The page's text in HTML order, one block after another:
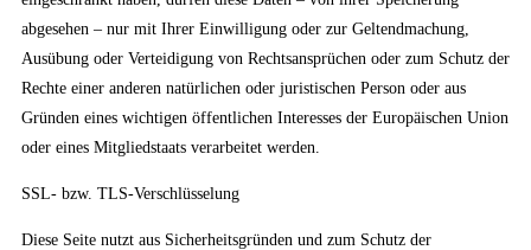
abgesehen – nur mit Ihrer Einwilligung oder zur Geltendmachung,
Ausübung oder Verteidigung von Rechtsansprüchen oder zum Schutz der
Rechte einer anderen natürlichen oder juristischen Person oder aus
Gründen eines wichtigen öffentlichen Interesses der Europäischen Union
oder eines Mitgliedstaats verarbeitet werden.
SSL- bzw. TLS-Verschlüsselung
Diese Seite nutzt aus Sicherheitsgründen und zum Schutz der